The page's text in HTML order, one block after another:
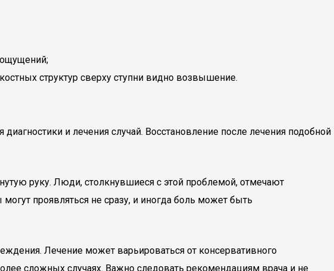
структур сверху ступни видно возвышение.
и лечения случай. Восстановление после лечения подобной
руку. Люди, столкнувшиеся с этой проблемой, отмечают
проявляться не сразу, и иногда боль может быть
Лечение может варьироваться от консервативного
сложных случаях. Важно следовать рекомендациям врача и не